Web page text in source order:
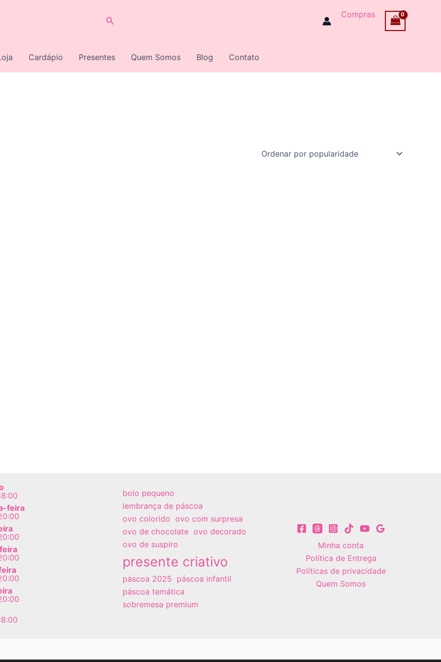
Pesquisar
Compras
Cardápio Presentes Quem Somos Blog Contato
feira
bolo pequeno
lembrança de páscoa
ovo colorido ovo com surpresa
ovo de chocolate ovo decorado
ovo de suspiro
presente criativo
páscoa 2025 páscoa infantil
páscoa temática
sobremesa premium
Minha conta
Política de Entrega
Políticas de privacidade
Quem Somos